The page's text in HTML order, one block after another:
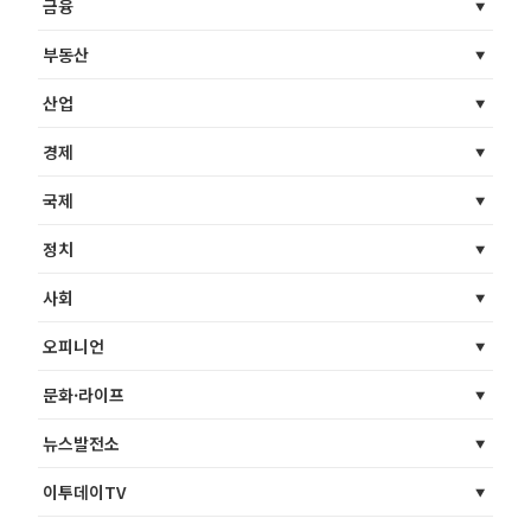
금융
부동산
산업
경제
국제
정치
사회
오피니언
문화·라이프
뉴스발전소
이투데이TV